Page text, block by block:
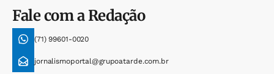
Fale com a Redação
(71) 99601-0020
jornalismoportal@grupoatarde.com.br